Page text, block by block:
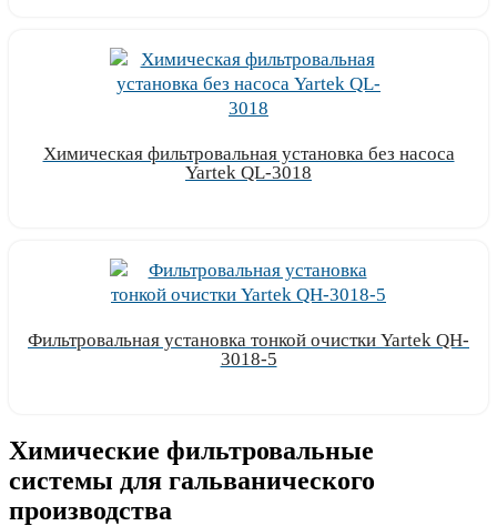
Химическая фильтровальная установка без насоса
Yartek QL-3018
Фильтровальная установка тонкой очистки Yartek QH-
3018-5
Химические фильтровальные
системы для гальванического
производства